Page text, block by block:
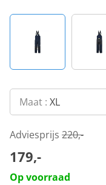
Maat : XL
Adviesprijs 220,-
179,-
Op voorraad